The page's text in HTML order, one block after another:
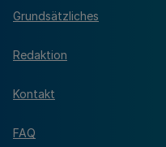
Grundsätzliches
Redaktion
Kontakt
FAQ